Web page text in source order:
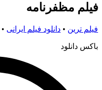
فیلم مظفرنامه
فیلم ترین • دانلود فیلم ایرانی •
باکس دانلود